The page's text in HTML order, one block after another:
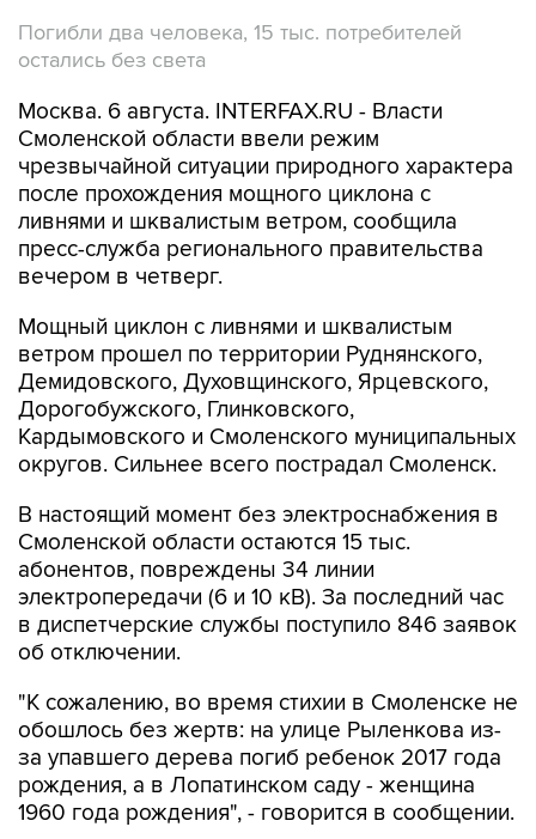
Погибли два человека, 15 тыс. потребителей
остались без света
Москва. 6 августа. INTERFAX.RU - Власти
Смоленской области ввели режим
чрезвычайной ситуации природного характера
после прохождения мощного циклона с
ливнями и шквалистым ветром, сообщила
пресс-служба регионального правительства
вечером в четверг.
Мощный циклон с ливнями и шквалистым
ветром прошел по территории Руднянского,
Демидовского, Духовщинского, Ярцевского,
Дорогобужского, Глинковского,
Кардымовского и Смоленского муниципальных
округов. Сильнее всего пострадал Смоленск.
В настоящий момент без электроснабжения в
Смоленской области остаются 15 тыс.
абонентов, повреждены 34 линии
электропередачи (6 и 10 кВ). За последний час
в диспетчерские службы поступило 846 заявок
об отключении.
"К сожалению, во время стихии в Смоленске не
обошлось без жертв: на улице Рыленкова из-
за упавшего дерева погиб ребенок 2017 года
рождения, а в Лопатинском саду - женщина
1960 года рождения", - говорится в сообщении.